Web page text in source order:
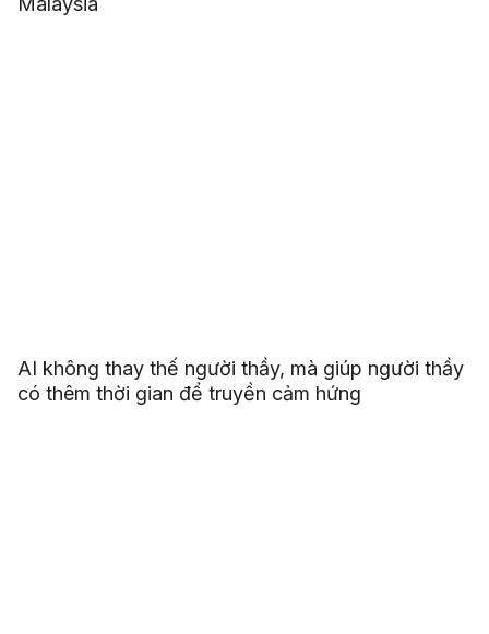
AI không thay thế người thầy, mà giúp người thầy
có thêm thời gian để truyền cảm hứng